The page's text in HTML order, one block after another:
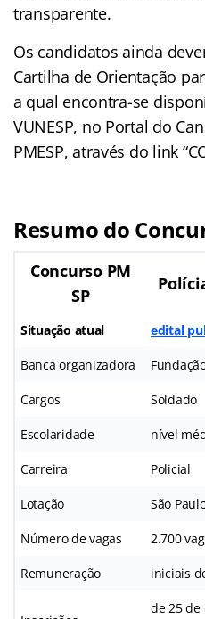
transparente.
Os candidatos ainda
Cartilha de Orientação
a qual encontra-se
VUNESP, no Portal do
PMESP, através do link
Resumo do
Concurso PM
SP
Situação atual edital
Banca organizadora
Cargos Soldado
Escolaridade nível
Carreira Policial
Lotação São
Número de vagas 2.700
Remuneração iniciais
de 25